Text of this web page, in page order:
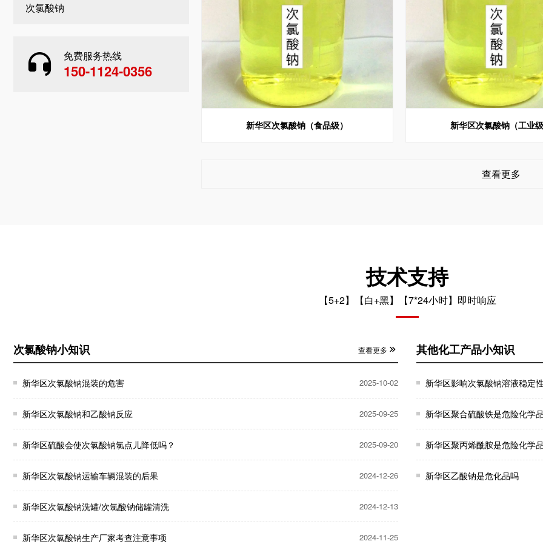
次氯酸钠
免费服务热线
150-1124-0356
新华区次氯酸钠（食品级） 新华区次氯酸钠（工业
查看更多
技术支持
【5+2】【白+黑】【7*24小时】即时响应
次氯酸钠小知识 查看更多
新华区次氯酸钠混装的危害 2025-10-02
新华区次氯酸钠和乙酸钠反应 2025-09-25
新华区硫酸会使次氯酸钠氯点儿降低吗？ 2025-09-20
新华区次氯酸钠运输车辆混装的后果 2024-12-26
新华区次氯酸钠洗罐/次氯酸钠储罐清洗 2024-12-13
新华区次氯酸钠生产厂家考查注意事项 2024-11-25
其他化工产品小知识
新华区影响次氯酸钠溶液稳定
新华区聚合硫酸铁是危险化学
新华区聚丙烯酰胺是危险化学
新华区乙酸钠是危化品吗